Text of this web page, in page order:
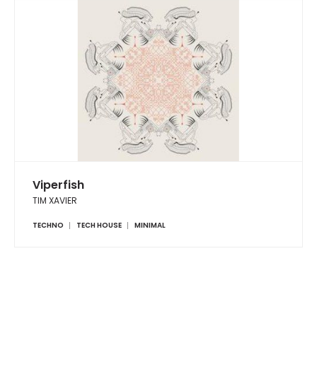
Viperfish
TIM XAVIER
TECHNO TECH HOUSE MINIMAL